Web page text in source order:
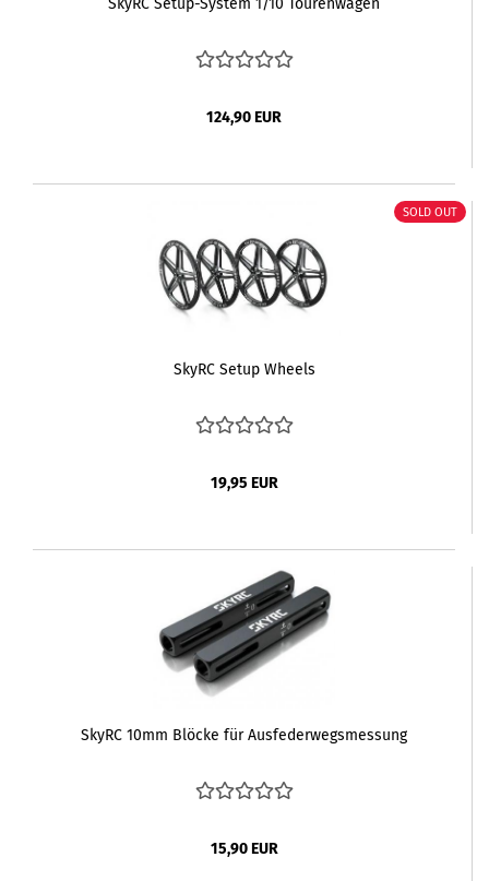
SkyRC Setup-System 1/10 Tourenwagen
124,90 EUR
SOLD OUT
SkyRC Setup Wheels
19,95 EUR
SkyRC 10mm Blöcke für Ausfederwegsmessung
15,90 EUR